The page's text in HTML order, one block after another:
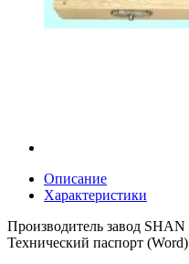
Описание
Характеристики
Производитель завод SHAN
Технический паспорт (Word)